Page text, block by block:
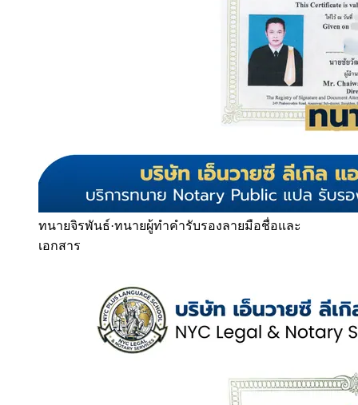
ทนายจิรพันธ์·ทนายผู้ทำคำรับรองลายมือชื่อและ
เอกสาร